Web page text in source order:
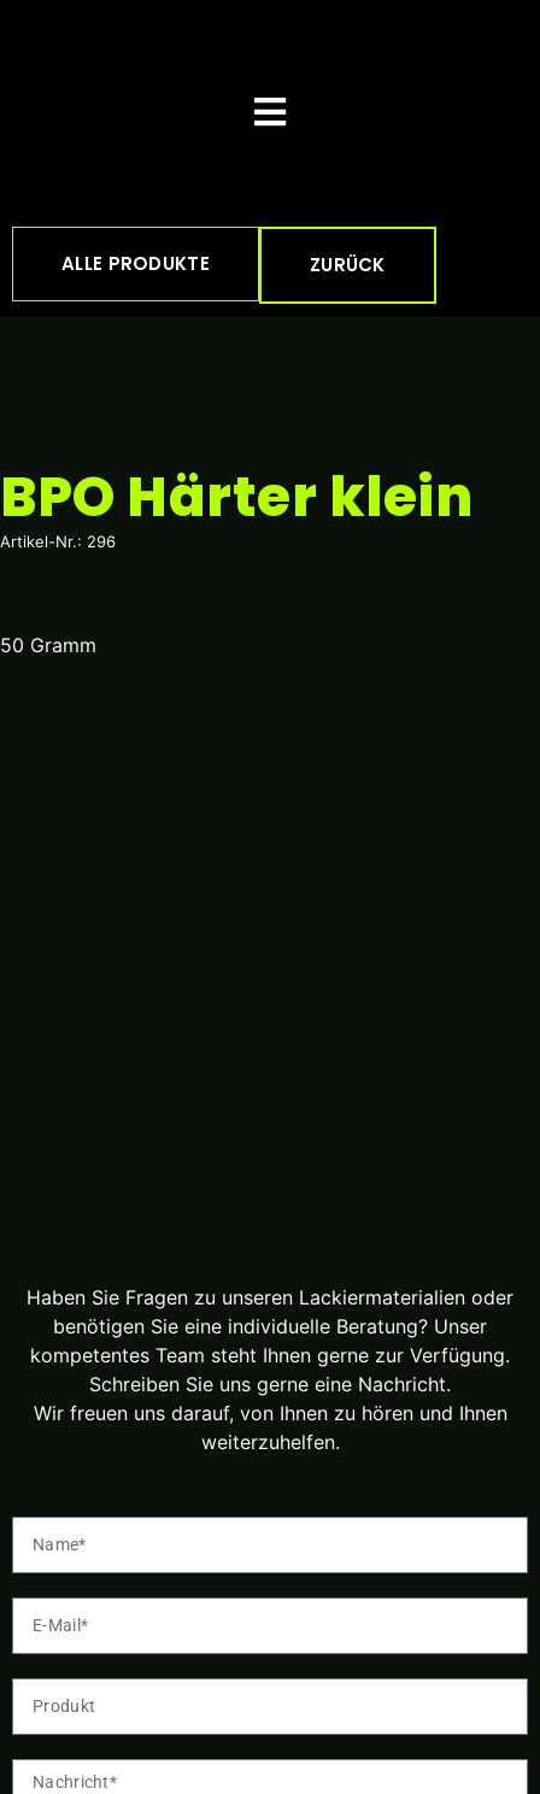
ALLE PRODUKTE ZURÜCK
BPO Härter klein
Artikel-Nr.: 296
50 Gramm
Haben Sie Fragen zu unseren Lackiermaterialien oder
benötigen Sie eine individuelle Beratung? Unser
kompetentes Team steht Ihnen gerne zur Verfügung.
Schreiben Sie uns gerne eine Nachricht.
Wir freuen uns darauf, von Ihnen zu hören und Ihnen
weiterzuhelfen.